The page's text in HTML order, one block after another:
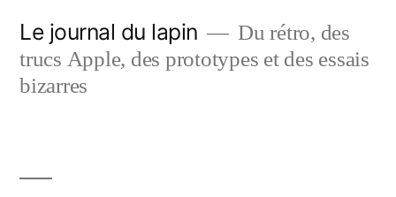
contenu
Le journal du lapin
Du rétro, des
trucs Apple, des prototypes et des essais
bizarres